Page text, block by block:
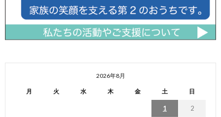
2026年8月
月 火 水 木 金 土 日
1 2